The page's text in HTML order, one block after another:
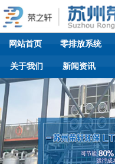
网站首页 零排放系统
关于我们 新闻资讯